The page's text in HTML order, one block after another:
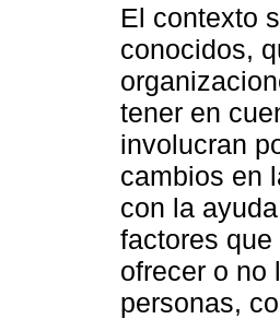
El contexto
conocidos,
tener en
involucran
cambios en
con la
factores
ofrecer o no
personas,